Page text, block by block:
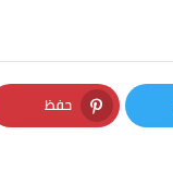
حفظ
Pinterest